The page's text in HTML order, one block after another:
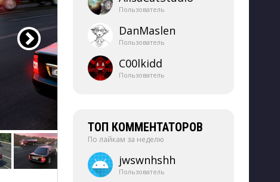
Пользователь
DanMaslen
Пользователь
C00lkidd
Пользователь
ТОП КОММЕНТАТОРОВ
По лайкам за неделю
jwswnhshh
Пользователь